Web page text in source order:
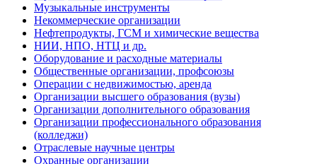
Музыкальные инструменты
Некоммерческие организации
Нефтепродукты, ГСМ и химические вещества
НИИ, НПО, НТЦ и др.
Оборудование и расходные материалы
Общественные организации, профсоюзы
Операции с недвижимостью, аренда
Организации высшего образования (вузы)
Организации дополнительного образования
Организации профессионального образования
(колледжи)
Отраслевые научные центры
Охранные организации